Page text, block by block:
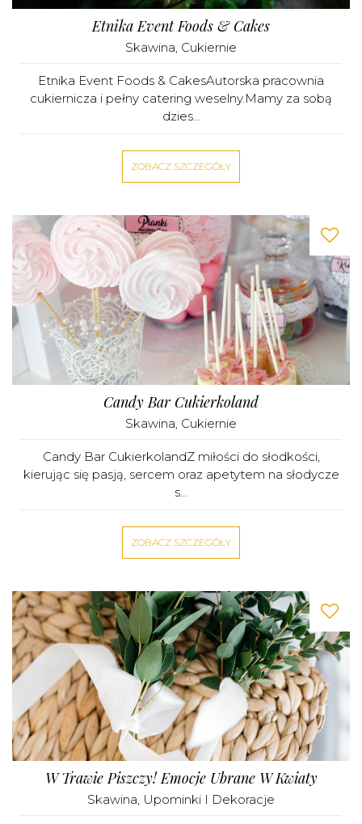
Etnika Event Foods & Cakes
Skawina, Cukiernie
Etnika Event Foods & CakesAutorska pracownia
cukiernicza i pełny catering weselny.Mamy za sobą
dzies...
ZOBACZ SZCZEGÓŁY
Candy Bar Cukierkoland
Skawina, Cukiernie
Candy Bar CukierkolandZ miłości do słodkości,
kierując się pasją, sercem oraz apetytem na słodycze
s...
ZOBACZ SZCZEGÓŁY
W Trawie Piszczy! Emocje Ubrane W Kwiaty
Skawina, Upominki I Dekoracje